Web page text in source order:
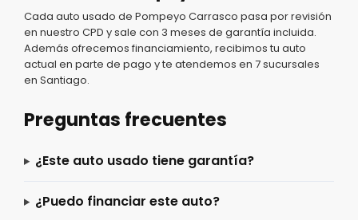
Cada auto usado de Pompeyo Carrasco pasa por revisión
en nuestro CPD y sale con 3 meses de garantía incluida.
Además ofrecemos financiamiento, recibimos tu auto
actual en parte de pago y te atendemos en 7 sucursales
en Santiago.
Preguntas frecuentes
¿Este auto usado tiene garantía?
¿Puedo financiar este auto?